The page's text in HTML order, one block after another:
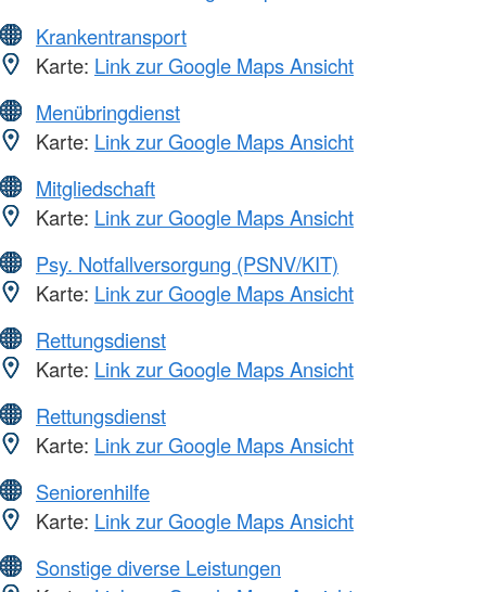
Krankentransport
Karte: Link zur Google Maps Ansicht
Menübringdienst
Karte: Link zur Google Maps Ansicht
Mitgliedschaft
Karte: Link zur Google Maps Ansicht
Psy. Notfallversorgung (PSNV/KIT)
Karte: Link zur Google Maps Ansicht
Rettungsdienst
Karte: Link zur Google Maps Ansicht
Rettungsdienst
Karte: Link zur Google Maps Ansicht
Seniorenhilfe
Karte: Link zur Google Maps Ansicht
Sonstige diverse Leistungen